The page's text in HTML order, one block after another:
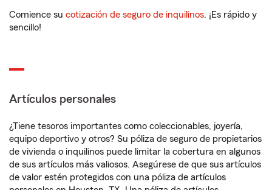
Comience su cotización de seguro de inquilinos. ¡Es rápido y
sencillo!
Artículos personales
¿Tiene tesoros importantes como coleccionables, joyería,
equipo deportivo y otros? Su póliza de seguro de propietarios
de vivienda o inquilinos puede limitar la cobertura en algunos
de sus artículos más valiosos. Asegúrese de que sus artículos
de valor estén protegidos con una póliza de artículos